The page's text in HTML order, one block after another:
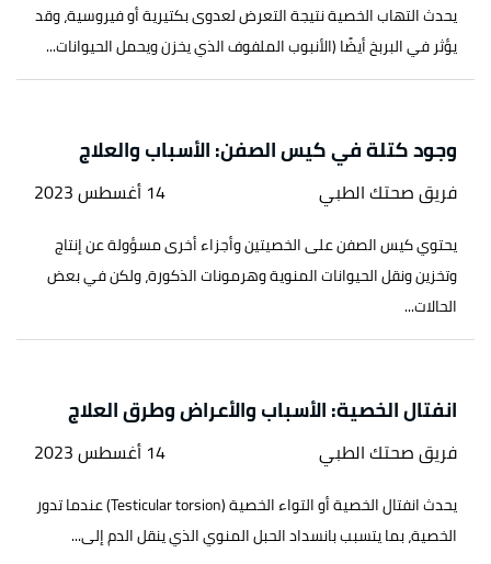
يحدث التهاب الخصية نتيجة التعرض لعدوى بكتيرية أو فيروسية، وقد
يؤثر في البربخ أيضًا (الأنبوب الملفوف الذي يخزن ويحمل الحيوانات...
وجود كتلة في كيس الصفن: الأسباب والعلاج
فريق صحتك الطبي 14 أغسطس 2023
يحتوي كيس الصفن على الخصيتين وأجزاء أخرى مسؤولة عن إنتاج
وتخزين ونقل الحيوانات المنوية وهرمونات الذكورة، ولكن في بعض
الحالات...
انفتال الخصية: الأسباب والأعراض وطرق العلاج
فريق صحتك الطبي 14 أغسطس 2023
يحدث انفتال الخصية أو التواء الخصية (Testicular torsion) عندما تدور
الخصية، بما يتسبب بانسداد الحبل المنوي الذي ينقل الدم إلى...